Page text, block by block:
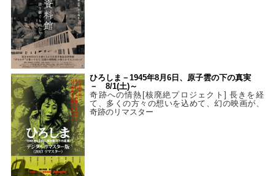
ひろしま－1945年8月6日、原子雲の下の真実
－ 8/1(土)～
奇跡への情熱[核廃絶プロジェクト] 長きを経
て、多くの方々の想いを込めて、幻の映画が、
奇跡のリマスター